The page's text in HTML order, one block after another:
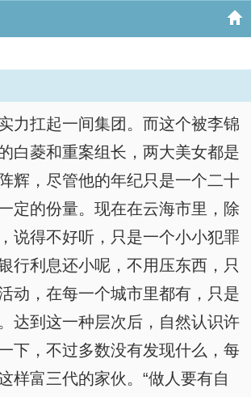
力扛起一间集团。而这个被李锦
白菱和重案组长，两大美女都是
辉，尽管他的年纪只是一个二十
定的份量。现在在云海市里，除
说得不好听，只是一个小小犯罪
行利息还小呢，不用压东西，只
动，在每一个城市里都有，只是
达到这一种层次后，自然认识许
下，不过多数没有发现什么，每
样富三代的家伙。“做人要有自